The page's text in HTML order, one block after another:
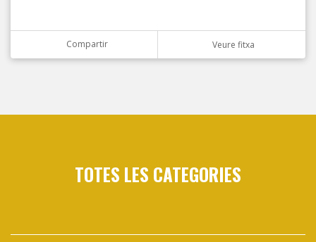
Compartir Veure fitxa
TOTES LES CATEGORIES